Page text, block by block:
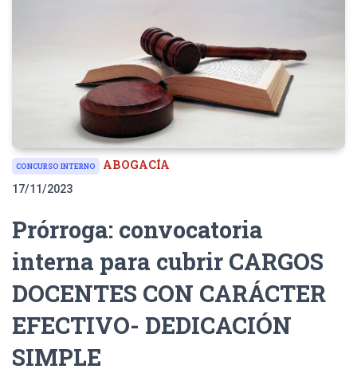
CONCURSO INTERNO ABOGACÍA
17/11/2023
Prórroga: convocatoria
interna para cubrir CARGOS
DOCENTES CON CARÁCTER
EFECTIVO- DEDICACIÓN
SIMPLE